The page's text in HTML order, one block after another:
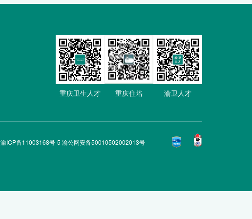
重庆卫生人才 重庆住培 渝卫人才
渝ICP备11003168号-5 渝公网安备50010502002013号